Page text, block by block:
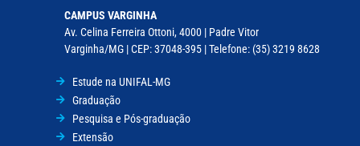
CAMPUS VARGINHA
Av. Celina Ferreira Ottoni, 4000 | Padre Vitor
Varginha/MG | CEP: 37048-395 | Telefone: (35) 3219 8628
Estude na UNIFAL-MG
Graduação
Pesquisa e Pós-graduação
Extensão